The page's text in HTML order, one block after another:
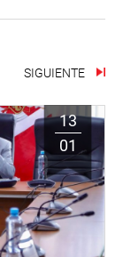
SIGUIENTE
13
01